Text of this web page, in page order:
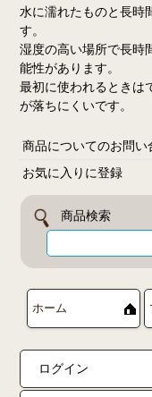
水に濡れたものと長時
す。
湿度の高い場所で長時
能性があります。
最初に使われるときは
が落ちにくいです。
商品についてのお問い
お気に入りに登録
商品検索
ホーム
ログイン